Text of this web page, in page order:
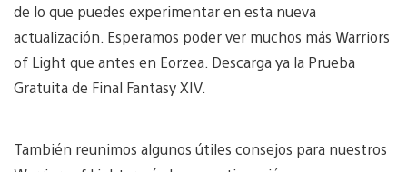
de lo que puedes experimentar en esta nueva
actualización. Esperamos poder ver muchos más Warriors
of Light que antes en Eorzea. Descarga ya la Prueba
Gratuita de Final Fantasy XIV.
También reunimos algunos útiles consejos para nuestros